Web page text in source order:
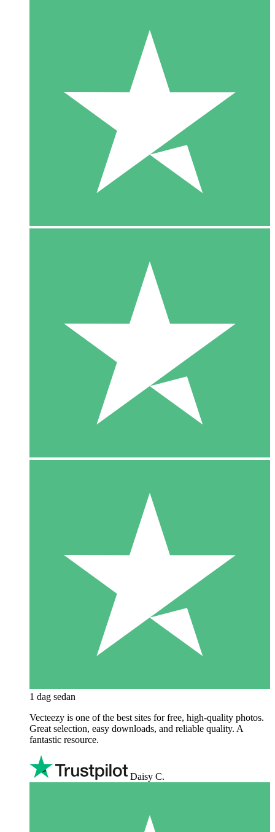
1 dag sedan
Vecteezy is one of the best sites for free, high‑quality photos.
Great selection, easy downloads, and reliable quality. A
fantastic resource.
Daisy C.